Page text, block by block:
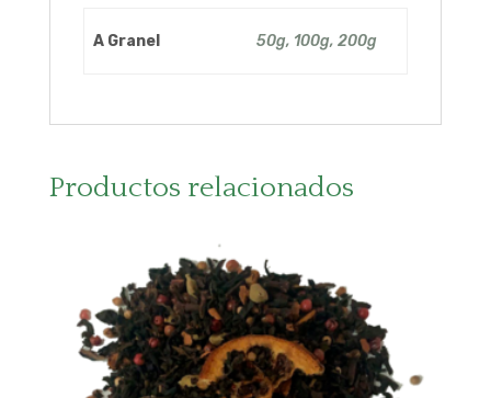
A Granel 50g, 100g, 200g
Productos relacionados